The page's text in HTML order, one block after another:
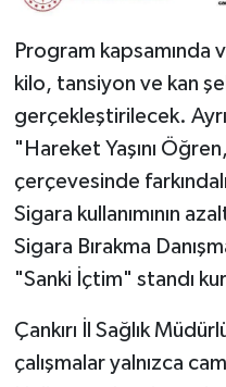
Program kapsamında
kilo, tansiyon ve kan
gerçekleştirilecek.
"Hareket Yaşını
çerçevesinde
Sigara kullanımının
Sigara Bırakma
"Sanki İçtim" standı
Çankırı İl Sağlık
çalışmalar yalnızca